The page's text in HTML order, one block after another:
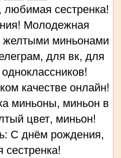
сестренка!
Молодежная
желтыми миньонами
для вк, для
качестве онлайн!
миньоны, миньон в
цвет, миньон!
С днём рождения,